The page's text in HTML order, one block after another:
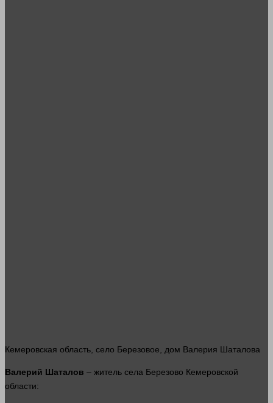
Кемеровская область, село Березовое, дом Валерия Шаталова
Валерий Шаталов – житель села Березово Кемеровской
области: